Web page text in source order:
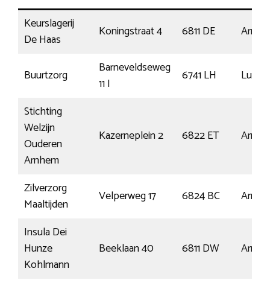
Keurslagerij
De Haas
Koningstraat 4 6811 DE
Buurtzorg
Barneveldseweg
11 I
6741 LH
Stichting
Welzijn
Ouderen
Arnhem
Kazerneplein 2 6822 ET
Zilverzorg
Maaltijden
Velperweg 17 6824 BC
Insula Dei
Hunze
Kohlmann
Beeklaan 40 6811 DW